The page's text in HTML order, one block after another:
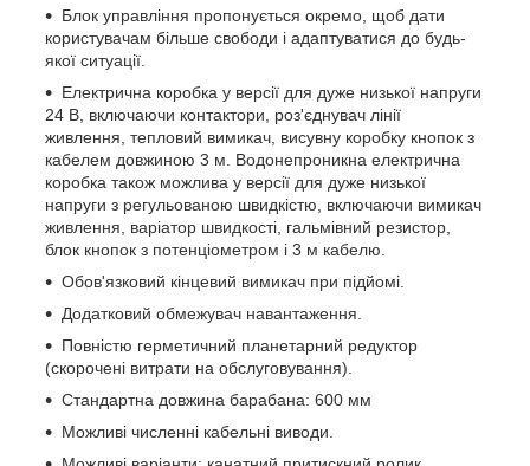
Блок управління пропонується окремо, щоб дати
користувачам більше свободи і адаптуватися до будь-
якої ситуації.
Електрична коробка у версії для дуже низької напруги
24 В, включаючи контактори, роз'єднувач лінії
живлення, тепловий вимикач, висувну коробку кнопок з
кабелем довжиною 3 м. Водонепроникна електрична
коробка також можлива у версії для дуже низької
напруги з регульованою швидкістю, включаючи вимикач
живлення, варіатор швидкості, гальмівний резистор,
блок кнопок з потенціометром і 3 м кабелю.
Обов'язковий кінцевий вимикач при підйомі.
Додатковий обмежувач навантаження.
Повністю герметичний планетарний редуктор
(скорочені витрати на обслуговування).
Стандартна довжина барабана: 600 мм
Можливі численні кабельні виводи.